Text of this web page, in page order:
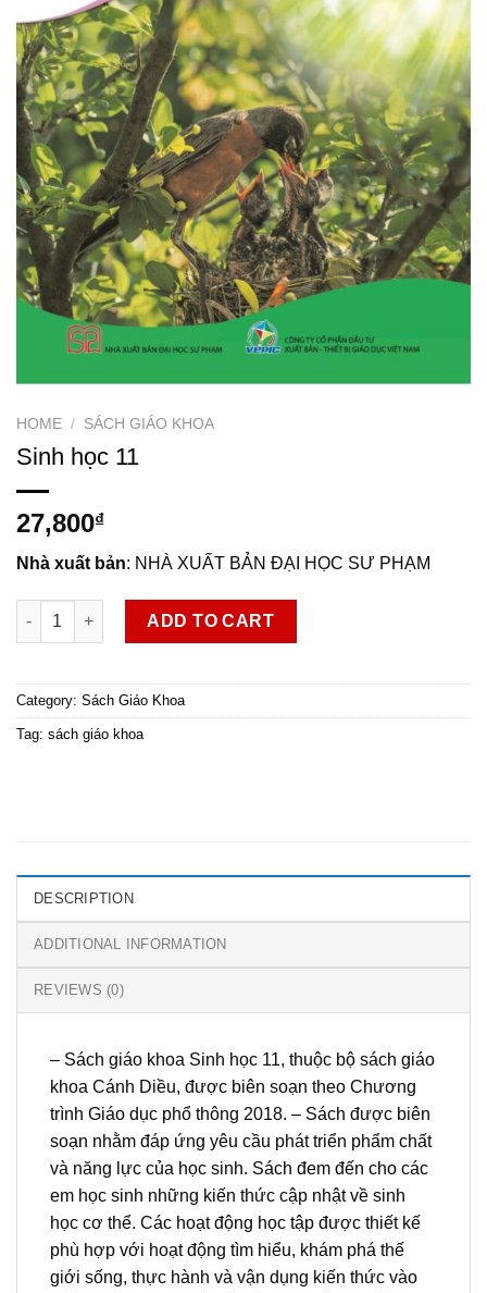
HOME / SÁCH GIÁO KHOA
Sinh học 11
27,800₫
Nhà xuất bản: NHÀ XUẤT BẢN ĐẠI HỌC SƯ PHẠM
Sinh học 11 quantity
ADD TO CART
Category: Sách Giáo Khoa
Tag: sách giáo khoa
DESCRIPTION
ADDITIONAL INFORMATION
REVIEWS (0)
– Sách giáo khoa Sinh học 11, thuộc bộ sách giáo
khoa Cánh Diều, được biên soạn theo Chương
trình Giáo dục phổ thông 2018. – Sách được biên
soạn nhằm đáp ứng yêu cầu phát triển phẩm chất
và năng lực của học sinh. Sách đem đến cho các
em học sinh những kiến thức cập nhật về sinh
học cơ thể. Các hoạt động học tập được thiết kế
phù hợp với hoạt động tìm hiểu, khám phá thế
giới sống, thực hành và vận dụng kiến thức vào